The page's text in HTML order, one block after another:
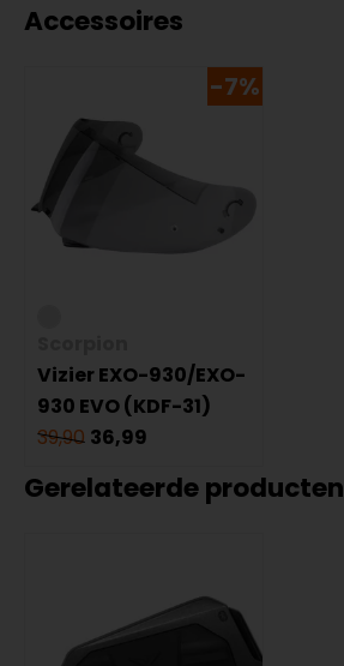
Accessoires
-7%
Vizier EXO-930/EXO-
930 EVO (KDF-31)
39,90 36,99
Gerelateerde producten